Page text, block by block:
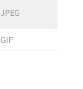
JPEG
GIF